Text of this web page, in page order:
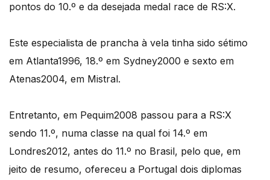
pontos do 10.º e da desejada medal race de RS:X.
Este especialista de prancha à vela tinha sido sétimo
em Atlanta1996, 18.º em Sydney2000 e sexto em
Atenas2004, em Mistral.
Entretanto, em Pequim2008 passou para a RS:X
sendo 11.º, numa classe na qual foi 14.º em
Londres2012, antes do 11.º no Brasil, pelo que, em
jeito de resumo, ofereceu a Portugal dois diplomas